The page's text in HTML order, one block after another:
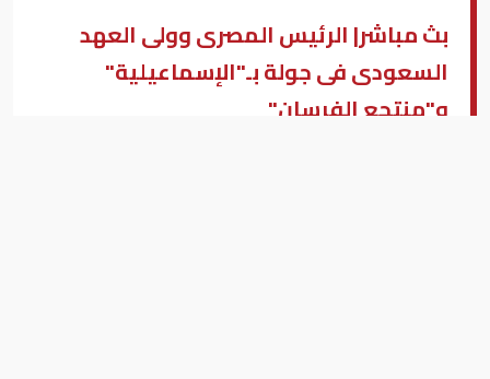
بث مباشر| الرئيس المصرى وولى العهد
السعودى فى جولة بـ"الإسماعيلية"
و"منتجع الفرسان"